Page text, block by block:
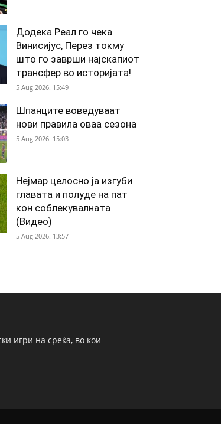
Додека Реал го чека
Винисијус, Перез токму
што го заврши најскапиот
трансфер во историјата!
5 Aug 2026. 15:49
Шпанците воведуваат
нови правила оваа сезона
5 Aug 2026. 15:03
Нејмар целосно ја изгуби
главата и полуде на пат
кон соблекувалната
(Видео)
5 Aug 2026. 13:57
игри на среќа, во кои